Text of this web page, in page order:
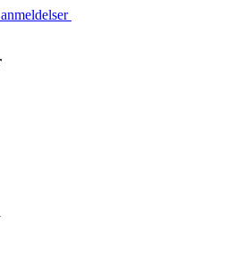
anmeldelser